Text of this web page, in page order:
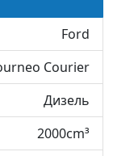
Ford
Courier
Дизель
2000cm³